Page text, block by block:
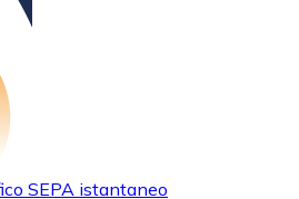
SEPA istantaneo